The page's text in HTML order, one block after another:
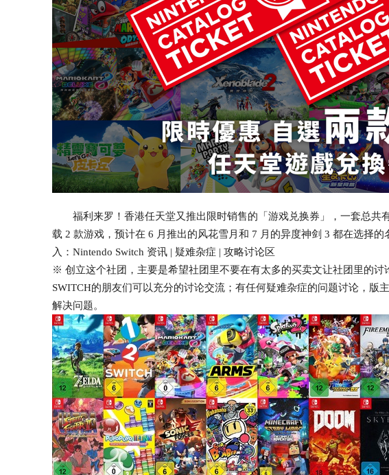
福利来罗！香港任天堂又推出限时销售的「游戏兑换券」，一套总共
载 2 款游戏，预计在 6 月推出的风花雪月和 7 月的异度神剑 3 都在选择
入：Nintendo Switch 资讯 | 疑难杂症 | 攻略讨论区
※ 创立这个社团，主要是希望社团里不要在有太多的买卖文让社团里的
SWITCH的朋友们可以充分的讨论交流；有任何疑难杂症的问题讨论，版
解决问题。